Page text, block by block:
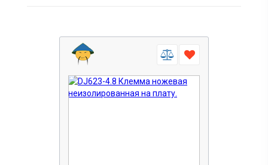
5-7 рабочих дней
Уточнить у менеджера
Технические параметры